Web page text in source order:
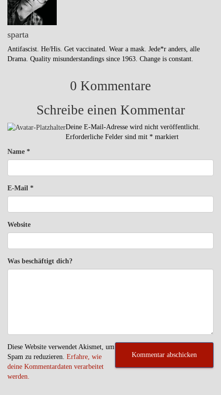
sparta
Antifascist. He/His. Get vaccinated. Wear a mask. Jede*r anders, alle
Drama. Quality misunderstandings since 1963. Change is constant.
0 Kommentare
Schreibe einen Kommentar
Deine E-Mail-Adresse wird nicht veröffentlicht.
Erforderliche Felder sind mit * markiert
Name *
E-Mail *
Website
Was beschäftigt dich?
Diese Website verwendet Akismet, um
Spam zu reduzieren. Erfahre, wie
deine Kommentardaten verarbeitet
werden.